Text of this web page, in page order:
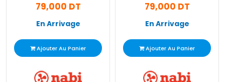
79,000 DT
En Arrivage
Ajouter Au Panier
79,000 DT
En Arrivage
Ajouter Au Panier